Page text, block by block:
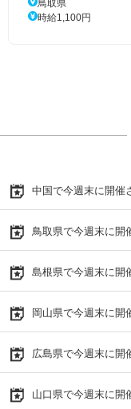
鳥取県
時給1,100円
中国で今週末に開催
鳥取県で今週末に開
島根県で今週末に開
岡山県で今週末に開
広島県で今週末に開
山口県で今週末に開